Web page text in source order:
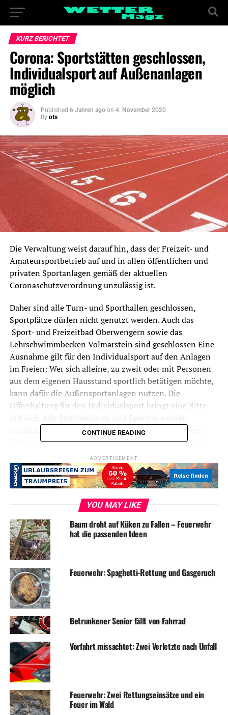
KURZ BERICHTET
Corona: Sportstätten geschlossen,
Individualsport auf Außenanlagen
möglich
Published 6 Jahren ago on 4. November 2020
By ots
Die Verwaltung weist darauf hin, dass der Freizeit- und
Amateursportbetrieb auf und in allen öffentlichen und
privaten Sportanlagen gemäß der aktuellen
Coronaschutzverordnung unzulässig ist.
Daher sind alle Turn- und Sporthallen geschlossen,
Sportplätze dürfen nicht genutzt werden. Auch das
Sport- und Freizeitbad Oberwengern sowie das
Lehrschwimmbecken Volmarstein sind geschlossen Eine
Ausnahme gilt für den Individualsport auf den Anlagen
im Freien: Wer sich alleine, zu zweit oder mit Personen
aus dem eigenen Hausstand sportlich betätigen möchte,
kann dafür die Außensportanlagen nutzen. Die
Offenhaltung für den Individualsport bringt eine Bitte
inständig gebeten, diese Regelung nicht auszunutzen.
Entsprechende Kontrollen werden durchgeführt. Sollte
sich herausstellen, dass die Lösung nicht praktikabel ist,
behält sich die Verwaltung vor, zum Schutz aller auch
diese Art von Nutzung zu untersagen.
Symbolfoto / Archiv
ADVERTISEMENT
RELATED TOPICS:
STADTVERWALTUNG
UP NEXT
Stadtverwaltung zwischen den Feiertagen geschlossen
DON'T MISS
Bauarbeiten zwischen Wetter und Herdecke jetzt auch
nachts
CONTINUE READING
ADVERTISEMENT
YOU MAY LIKE
Baum droht auf Küken zu Fallen – Feuerwehr
hat die passenden Ideen
Feuerwehr: Spaghetti-Rettung und Gasgeruch
Betrunkener Senior fällt von Fahrrad
Vorfahrt missachtet: Zwei Verletzte nach Unfall
Feuerwehr: Zwei Rettungseinsätze und ein
Feuer im Wald